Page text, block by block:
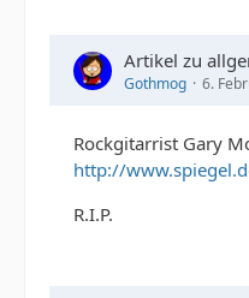
Artikel zu
Gothmog 6.
Rockgitarrist Gary
http://
R.I.P.